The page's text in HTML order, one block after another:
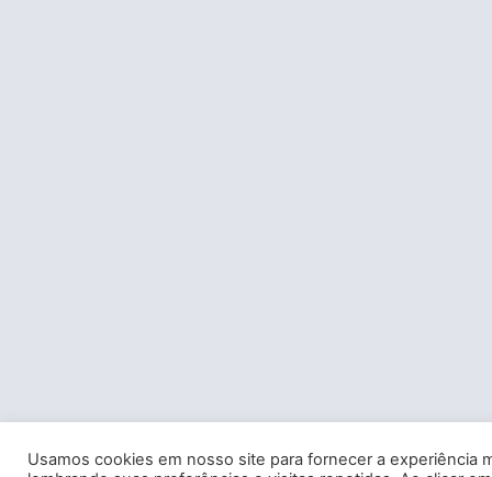
Usamos cookies em nosso site para fornecer a experiência